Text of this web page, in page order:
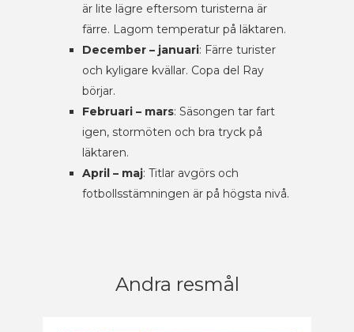
är lite lägre eftersom turisterna är
färre. Lagom temperatur på läktaren.
December – januari: Färre turister
och kyligare kvällar. Copa del Ray
börjar.
Februari – mars: Säsongen tar fart
igen, stormöten och bra tryck på
läktaren.
April – maj: Titlar avgörs och
fotbollsstämningen är på högsta nivå.
Andra resmål